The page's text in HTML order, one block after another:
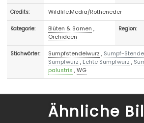
Credits: Wildlife.Media/Rotheneder
Kategorie: Blüten & Samen ,
Orchideen
Region:
Stichwörter: Sumpfstendelwurz , Sumpf-
Sumpfwurz , Echte Sumpfwurz ,
palustris ,WG
Ähnliche